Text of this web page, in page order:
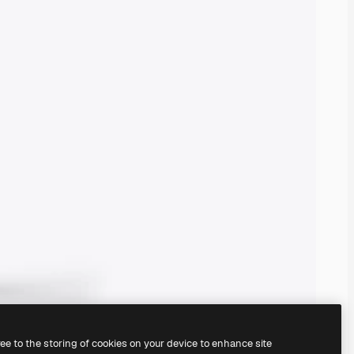
to the storing of cookies on your device to enhance site